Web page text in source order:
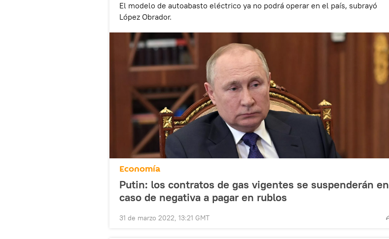
El modelo de autoabasto eléctrico ya no podrá operar en el país, subrayó
López Obrador.
Economía
Putin: los contratos de gas vigentes se suspenderán en
caso de negativa a pagar en rublos
31 de marzo 2022, 13:21 GMT